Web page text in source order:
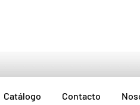
Catálogo Contacto